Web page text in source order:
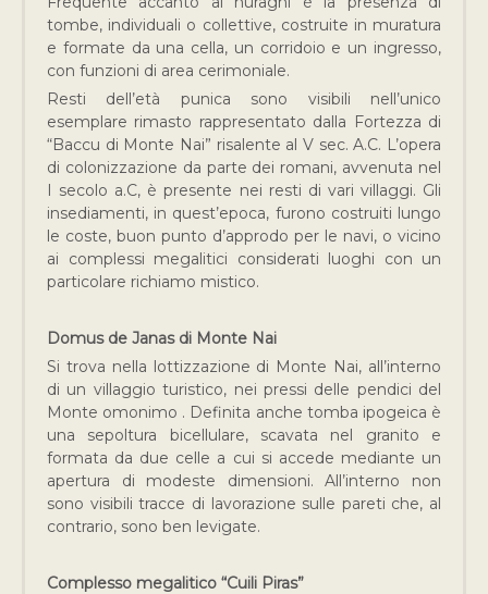
tombe, individuali o collettive, costruite in muratura
e formate da una cella, un corridoio e un ingresso,
con funzioni di area cerimoniale.
Resti dell’età punica sono visibili nell’unico
esemplare rimasto rappresentato dalla Fortezza di
“Baccu di Monte Nai” risalente al V sec. A.C. L’opera
di colonizzazione da parte dei romani, avvenuta nel
I secolo a.C, è presente nei resti di vari villaggi. Gli
insediamenti, in quest’epoca, furono costruiti lungo
le coste, buon punto d’approdo per le navi, o vicino
ai complessi megalitici considerati luoghi con un
particolare richiamo mistico.
Domus de Janas di Monte Nai
Si trova nella lottizzazione di Monte Nai, all’interno
di un villaggio turistico, nei pressi delle pendici del
Monte omonimo . Definita anche tomba ipogeica è
una sepoltura bicellulare, scavata nel granito e
formata da due celle a cui si accede mediante un
apertura di modeste dimensioni. All’interno non
sono visibili tracce di lavorazione sulle pareti che, al
contrario, sono ben levigate.
Complesso megalitico “Cuili Piras”